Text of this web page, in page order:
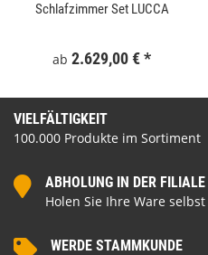
Schlafzimmer Set LUCCA
ab 2.629,00 €*
VIELFÄLTIGKEIT
100.000 Produkte im Sortiment
ABHOLUNG IN DER FILIALE
Holen Sie Ihre Ware selbst
WERDE STAMMKUNDE